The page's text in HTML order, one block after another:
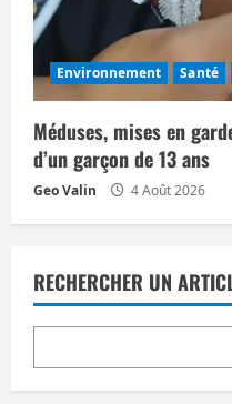
Environnement Santé
Méduses, mises en
d’un garçon de 13 ans
Geo Valin 4 Août 2026
RECHERCHER UN